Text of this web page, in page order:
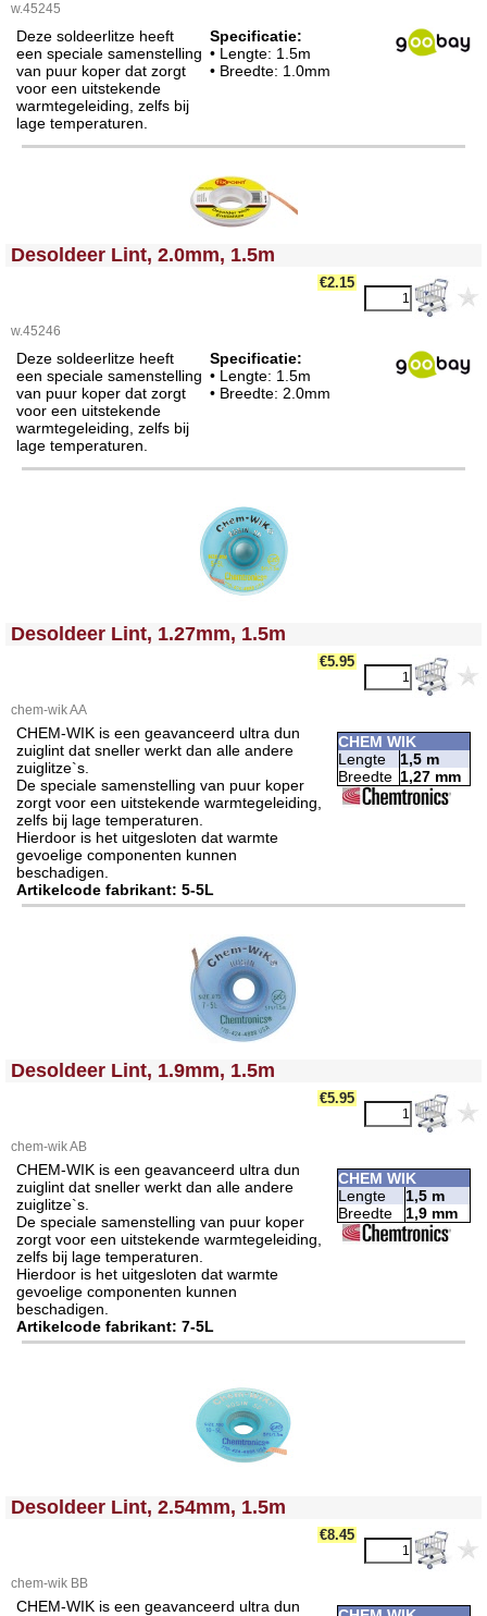
w.45245
Deze soldeerlitze heeft
een speciale samenstelling
van puur koper dat zorgt
voor een uitstekende
warmtegeleiding, zelfs bij
lage temperaturen.
Specificatie:
• Lengte: 1.5m
• Breedte: 1.0mm
<!-- MakeFullWidth0 --><!-- MakeFullWidth1 --><!-- MakeFullWidth2 --><!-- MakeFullWidth3 --><!-- MakeFullWidth4 --><!-- MakeFullWidth5 --><!-- MakeFullWidth6 --><!-- MakeFullWidth7 --><!-- MakeFullWidth8 --><!-- MakeFullWidth9 --><!-- MakeFullWidth10 --><!-- MakeFullWidth11 --><!-- MakeFullWidth12 --><!-- MakeFullWidth13 --><!-- MakeFullWidth14 --><!-- MakeFullWidth15 --><!-- MakeFullWidth16 --><!-- MakeFullWidth17 --><!-- MakeFullWidth18 --><!-- MakeFullWidth19 -->
Desoldeer Lint, 2.0mm, 1.5m
€2.15
w.45246
Deze soldeerlitze heeft
een speciale samenstelling
van puur koper dat zorgt
voor een uitstekende
warmtegeleiding, zelfs bij
lage temperaturen.
Specificatie:
• Lengte: 1.5m
• Breedte: 2.0mm
<!-- MakeFullWidth0 --><!-- MakeFullWidth1 --><!-- MakeFullWidth2 --><!-- MakeFullWidth3 --><!-- MakeFullWidth4 --><!-- MakeFullWidth5 --><!-- MakeFullWidth6 --><!-- MakeFullWidth7 --><!-- MakeFullWidth8 --><!-- MakeFullWidth9 --><!-- MakeFullWidth10 --><!-- MakeFullWidth11 --><!-- MakeFullWidth12 --><!-- MakeFullWidth13 --><!-- MakeFullWidth14 --><!-- MakeFullWidth15 --><!-- MakeFullWidth16 --><!-- MakeFullWidth17 --><!-- MakeFullWidth18 --><!-- MakeFullWidth19 -->
Desoldeer Lint, 1.27mm, 1.5m
€5.95
chem-wik AA
CHEM-WIK is een geavanceerd ultra dun
zuiglint dat sneller werkt dan alle andere
zuiglitze`s.
De speciale samenstelling van puur koper
zorgt voor een uitstekende warmtegeleiding,
zelfs bij lage temperaturen.
Hierdoor is het uitgesloten dat warmte
gevoelige componenten kunnen
beschadigen.
Artikelcode fabrikant: 5-5L
CHEM WIK
Lengte
1,5 m
Breedte 1,27 mm
<!-- MakeFullWidth0 --><!-- MakeFullWidth1 --><!-- MakeFullWidth2 --><!-- MakeFullWidth3 --><!-- MakeFullWidth4 --><!-- MakeFullWidth5 --><!-- MakeFullWidth6 --><!-- MakeFullWidth7 --><!-- MakeFullWidth8 --><!-- MakeFullWidth9 --><!-- MakeFullWidth10 --><!-- MakeFullWidth11 --><!-- MakeFullWidth12 --><!-- MakeFullWidth13 --><!-- MakeFullWidth14 --><!-- MakeFullWidth15 --><!-- MakeFullWidth16 --><!-- MakeFullWidth17 --><!-- MakeFullWidth18 --><!-- MakeFullWidth19 -->
Desoldeer Lint, 1.9mm, 1.5m
€5.95
chem-wik AB
CHEM-WIK is een geavanceerd ultra dun
zuiglint dat sneller werkt dan alle andere
zuiglitze`s.
De speciale samenstelling van puur koper
zorgt voor een uitstekende warmtegeleiding,
zelfs bij lage temperaturen.
Hierdoor is het uitgesloten dat warmte
gevoelige componenten kunnen
beschadigen.
Artikelcode fabrikant: 7-5L
CHEM WIK
Lengte
1,5 m
Breedte
1,9 mm
<!-- MakeFullWidth0 --><!-- MakeFullWidth1 --><!-- MakeFullWidth2 --><!-- MakeFullWidth3 --><!-- MakeFullWidth4 --><!-- MakeFullWidth5 --><!-- MakeFullWidth6 --><!-- MakeFullWidth7 --><!-- MakeFullWidth8 --><!-- MakeFullWidth9 --><!-- MakeFullWidth10 --><!-- MakeFullWidth11 --><!-- MakeFullWidth12 --><!-- MakeFullWidth13 --><!-- MakeFullWidth14 --><!-- MakeFullWidth15 --><!-- MakeFullWidth16 --><!-- MakeFullWidth17 --><!-- MakeFullWidth18 --><!-- MakeFullWidth19 -->
Desoldeer Lint, 2.54mm, 1.5m
€8.45
chem-wik BB
CHEM-WIK is een geavanceerd ultra dun